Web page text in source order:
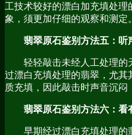
工技术较好的漂白加充填处
象，须更加仔细的观察和测定。
翡翠原石鉴别方法五：听
轻轻敲击未经人工处理的
过漂白充填处理的翡翠，尤
质充填，因此敲击时声音沉闷
翡翠原石鉴别方法六：看
早期经过漂白充填处理的